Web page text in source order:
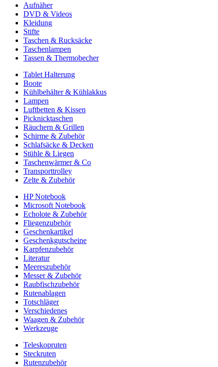
Aufnäher
DVD & Videos
Kleidung
Stifte
Taschen & Rucksäcke
Taschenlampen
Tassen & Thermobecher
Tablet Halterung
Boote
Kühlbehälter & Kühlakkus
Lampen
Luftbetten & Kissen
Picknicktaschen
Räuchern & Grillen
Schirme & Zubehör
Schlafsäcke & Decken
Stühle & Liegen
Taschenwärmer & Co
Transporttrolley
Zelte & Zubehör
HP Notebook
Microsoft Notebook
Echolote & Zubehör
Fliegenzubehör
Geschenkartikel
Geschenkgutscheine
Karpfenzubehör
Literatur
Meereszubehör
Messer & Zubehör
Raubfischzubehör
Rutenablagen
Totschläger
Verschiedenes
Waagen & Zubehör
Werkzeuge
Teleskopruten
Steckruten
Rutenzubehör